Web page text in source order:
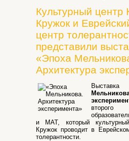
Культурный центр
Кружок и
центр
представили
«Эпоха
Архитектура
и МАТ, который
Кружок проводит в
толерантности.